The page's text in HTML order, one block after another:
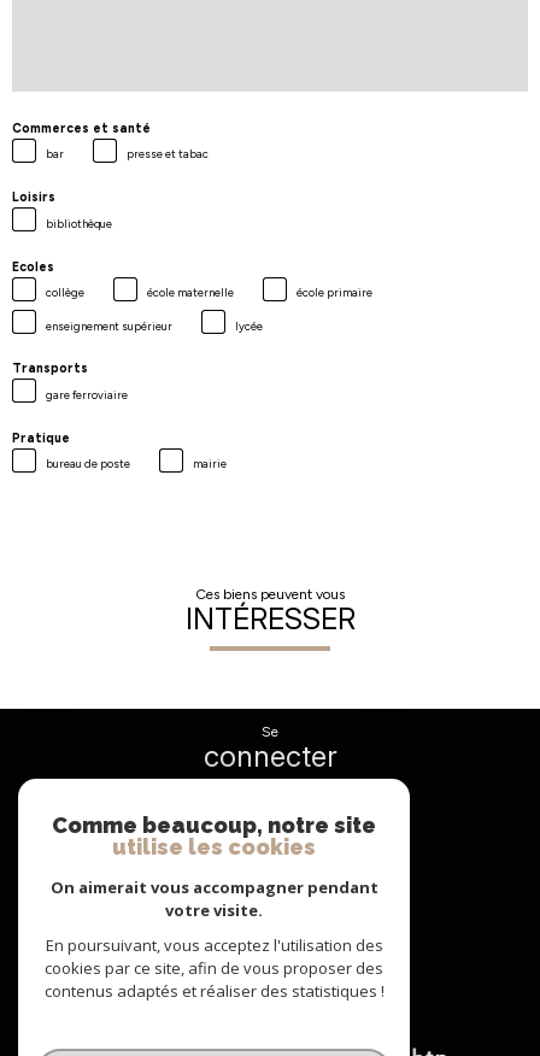
Commerces et santé
bar presse et tabac
Loisirs
bibliothèque
Ecoles
collège école maternelle école primaire
enseignement supérieur lycée
Transports
gare ferroviaire
Pratique
bureau de poste mairie
Ces biens peuvent vous
INTÉRESSER
se
connecter
nous
suivre
nous
Comme beaucoup, notre site
utilise les cookies
On aimerait vous accompagner pendant
votre visite.
En poursuivant, vous acceptez l'utilisation des
cookies par ce site, afin de vous proposer des
contenus adaptés et réaliser des statistiques !